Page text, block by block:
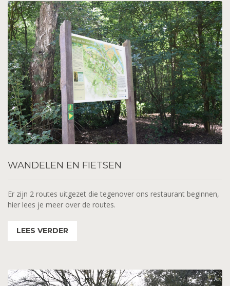
WANDELEN EN FIETSEN
Er zijn 2 routes uitgezet die tegenover ons restaurant beginnen,
hier lees je meer over de routes.
LEES VERDER